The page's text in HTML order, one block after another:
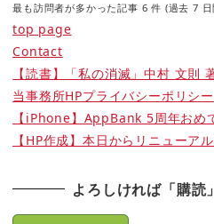
最も訪問者が多かった記事 6 件 (過去 7 日
top page
Contact
【読書】「私の消滅」中村 文則
当事務所HPプライバシーポリシー
【iPhone】AppBank 5周年おめ
【HP作成】本日からリニューア
よろしければ「購読